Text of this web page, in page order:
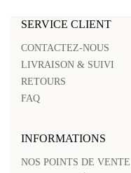
SERVICE CLIENT
CONTACTEZ-NOUS
LIVRAISON & SUIVI
RETOURS
FAQ
INFORMATIONS
NOS POINTS DE VENTE